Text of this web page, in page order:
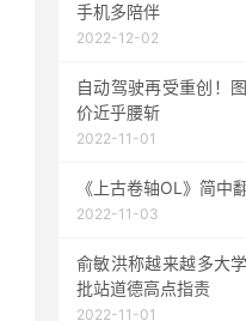
手机多陪伴
2022-12-02
自动驾驶再受重创！
价近乎腰斩
2022-11-01
《上古卷轴OL》简中
2022-11-03
俞敏洪称越来越多大
批站道德高点指责
2022-11-01